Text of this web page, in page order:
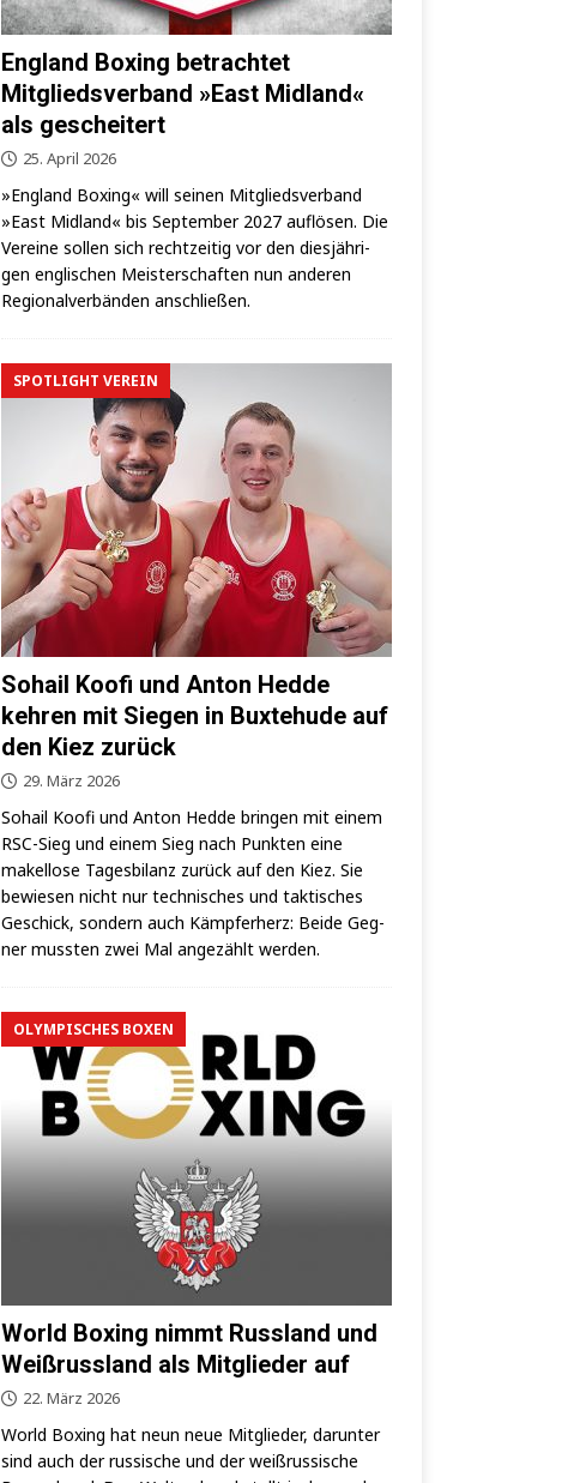
England Boxing betrachtet
Mitgliedsverband »East Midland«
als gescheitert
25. April 2026
»Eng­land Boxing« will sei­nen Mit­glieds­ver­band
»East Mid­land« bis Sep­tem­ber 2027 auf­lö­sen. Die
Ver­ei­ne sol­len sich recht­zei­tig vor den dies­jäh­ri­
gen eng­li­schen Meis­ter­schaf­ten nun ande­ren
Regio­nal­ver­bän­den anschließen.
SPOTLIGHT VEREIN
Sohail Koofi und Anton Hedde
kehren mit Siegen in Buxtehude auf
den Kiez zurück
29. März 2026
Sohail Koo­fi und Anton Hed­de brin­gen mit einem
RSC-Sieg und einem Sieg nach Punk­ten eine
makel­lo­se Tages­bi­lanz zurück auf den Kiez. Sie
bewie­sen nicht nur tech­ni­sches und tak­ti­sches
Geschick, son­dern auch Kämp­fer­herz: Bei­de Geg­
ner muss­ten zwei Mal ange­zählt werden.
OLYMPISCHES BOXEN
World Boxing nimmt Russland und
Weißrussland als Mitglieder auf
22. März 2026
World Boxing hat neun neue Mit­glie­der, dar­un­ter
sind auch der rus­si­sche und der weiß­rus­si­sche